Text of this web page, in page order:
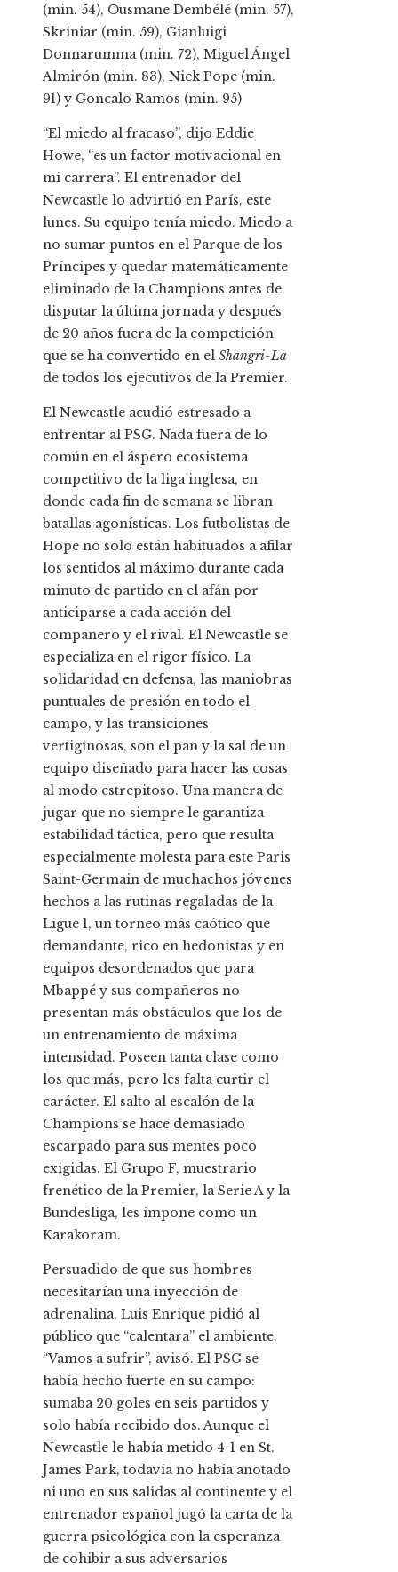
(min. 54), Ousmane Dembélé (min. 57),
Skriniar (min. 59), Gianluigi
Donnarumma (min. 72), Miguel Ángel
Almirón (min. 83), Nick Pope (min.
91) y Goncalo Ramos (min. 95)
“El miedo al fracaso”, dijo Eddie
Howe, “es un factor motivacional en
mi carrera”. El entrenador del
Newcastle lo advirtió en París, este
lunes. Su equipo tenía miedo. Miedo a
no sumar puntos en el Parque de los
Príncipes y quedar matemáticamente
eliminado de la Champions antes de
disputar la última jornada y después
de 20 años fuera de la competición
que se ha convertido en el Shangri-La
de todos los ejecutivos de la Premier.
El Newcastle acudió estresado a
enfrentar al PSG. Nada fuera de lo
común en el áspero ecosistema
competitivo de la liga inglesa, en
donde cada fin de semana se libran
batallas agonísticas. Los futbolistas de
Hope no solo están habituados a afilar
los sentidos al máximo durante cada
minuto de partido en el afán por
anticiparse a cada acción del
compañero y el rival. El Newcastle se
especializa en el rigor físico. La
solidaridad en defensa, las maniobras
puntuales de presión en todo el
campo, y las transiciones
vertiginosas, son el pan y la sal de un
equipo diseñado para hacer las cosas
al modo estrepitoso. Una manera de
jugar que no siempre le garantiza
estabilidad táctica, pero que resulta
especialmente molesta para este Paris
Saint-Germain de muchachos jóvenes
hechos a las rutinas regaladas de la
Ligue 1, un torneo más caótico que
demandante, rico en hedonistas y en
equipos desordenados que para
Mbappé y sus compañeros no
presentan más obstáculos que los de
un entrenamiento de máxima
intensidad. Poseen tanta clase como
los que más, pero les falta curtir el
carácter. El salto al escalón de la
Champions se hace demasiado
escarpado para sus mentes poco
exigidas. El Grupo F, muestrario
frenético de la Premier, la Serie A y la
Bundesliga, les impone como un
Karakoram.
Persuadido de que sus hombres
necesitarían una inyección de
adrenalina, Luis Enrique pidió al
público que “calentara” el ambiente.
“Vamos a sufrir”, avisó. El PSG se
había hecho fuerte en su campo:
sumaba 20 goles en seis partidos y
solo había recibido dos. Aunque el
Newcastle le había metido 4-1 en St.
James Park, todavía no había anotado
ni uno en sus salidas al continente y el
entrenador español jugó la carta de la
guerra psicológica con la esperanza
de cohibir a sus adversarios